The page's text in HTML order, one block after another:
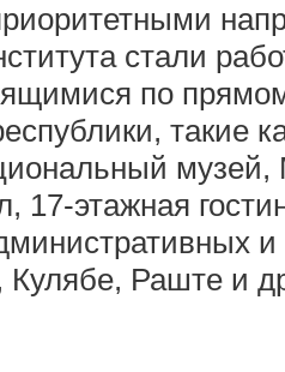
стали
по
такие
музей,
17-этажная
Кулябе, Раште и